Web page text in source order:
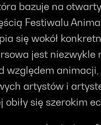
bazuje na
Festiwalu
się wokół
jest niezwykle
względem animacji,
artystów i
się szerokim